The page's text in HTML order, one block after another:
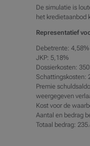
De simulatie is
het kredietaanbod
Representatief
Debetrente:
JKP: 5,18%
Dossierkosten: 350
Schattingskosten:
Premie
weergegeven
Kost voor de
Aantal en bedrag
Totaal bedrag: